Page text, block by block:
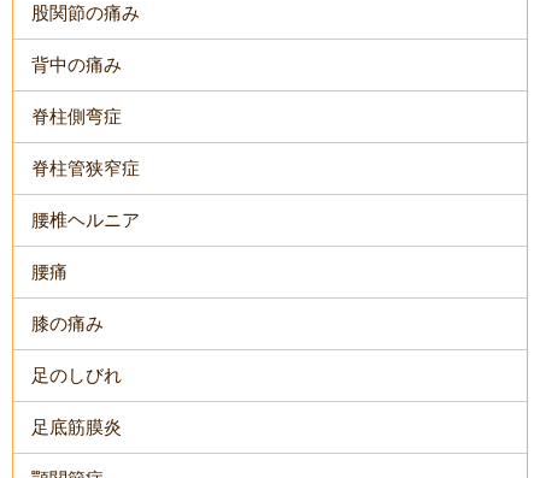
股関節の痛み
背中の痛み
脊柱側弯症
脊柱管狭窄症
腰椎ヘルニア
腰痛
膝の痛み
足のしびれ
足底筋膜炎